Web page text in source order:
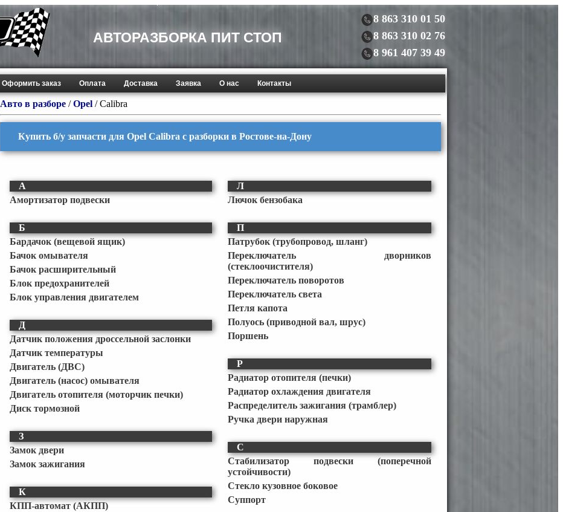
АВТОРАЗБОРКА ПИТ СТОП
8 863 310 01 50
8 863 310 02 76
8 961 407 39 49
Оформить заказ Оплата Доставка Заявка О нас Контакты
Авто в разборе /Opel /Calibra
Купить б/у запчасти для Opel Calibra с разборки в Ростове-на-Дону
А
Амортизатор подвески
Б
Бардачок (вещевой ящик)
Бачок омывателя
Бачок расширительный
Блок предохранителей
Блок управления двигателем
Д
Датчик положения дроссельной заслонки
Датчик температуры
Двигатель (ДВС)
Двигатель (насос) омывателя
Двигатель отопителя (моторчик печки)
Диск тормозной
З
Замок двери
Замок зажигания
К
КПП-автомат (АКПП)
Л
Лючок бензобака
П
Патрубок (трубопровод, шланг)
Переключатель дворников
(стеклоочистителя)
Переключатель поворотов
Переключатель света
Петля капота
Полуось (приводной вал, шрус)
Поршень
Р
Радиатор отопителя (печки)
Радиатор охлаждения двигателя
Распределитель зажигания (трамблер)
Ручка двери наружная
С
Стабилизатор подвески (поперечной
устойчивости)
Стекло кузовное боковое
Суппорт